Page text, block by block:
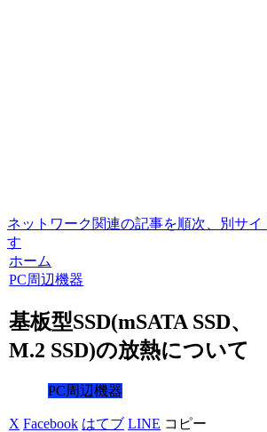
ネットワーク関連の記事を順次、別サイ
す
ホーム
PC周辺機器
基板型SSD(mSATA SSD、
M.2 SSD)の放熱について
PC周辺機器
X Facebook はてブ LINE コピー